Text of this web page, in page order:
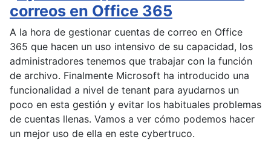
correos en Office 365
A la hora de gestionar cuentas de correo en Office
365 que hacen un uso intensivo de su capacidad, los
administradores tenemos que trabajar con la función
de archivo. Finalmente Microsoft ha introducido una
funcionalidad a nivel de tenant para ayudarnos un
poco en esta gestión y evitar los habituales problemas
de cuentas llenas. Vamos a ver cómo podemos hacer
un mejor uso de ella en este cybertruco.